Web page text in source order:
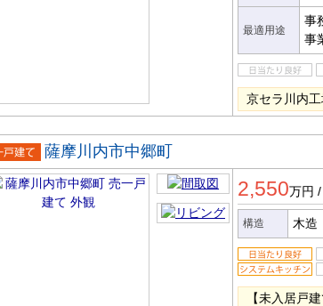
最適用途
事
事
京セラ川内
戸建
薩摩川内市中郷町
2,550万円 /
構造 木造
【未入居戸